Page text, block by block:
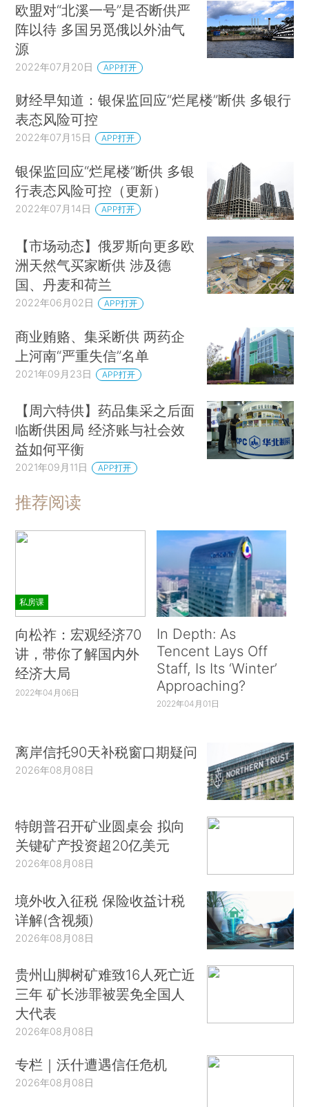
欧盟对“北溪一号”是否断供严
阵以待 多国另觅俄以外油气
源
2022年07月20日 APP打开
财经早知道：银保监回应“烂尾楼”断供 多银行
表态风险可控
2022年07月15日 APP打开
银保监回应“烂尾楼”断供 多银
行表态风险可控（更新）
2022年07月14日 APP打开
【市场动态】俄罗斯向更多欧
洲天然气买家断供 涉及德
国、丹麦和荷兰
2022年06月02日 APP打开
商业贿赂、集采断供 两药企
上河南“严重失信”名单
2021年09月23日 APP打开
【周六特供】药品集采之后面
临断供困局 经济账与社会效
益如何平衡
2021年09月11日 APP打开
推荐阅读
私房课
向松祚：宏观经济70
讲，带你了解国内外
经济大局
2022年04月06日
In Depth: As
Tencent Lays Off
Staff, Is Its ‘Winter’
Approaching?
2022年04月01日
离岸信托90天补税窗口期疑问
2026年08月08日
特朗普召开矿业圆桌会 拟向
关键矿产投资超20亿美元
2026年08月08日
境外收入征税 保险收益计税
详解(含视频)
2026年08月08日
贵州山脚树矿难致16人死亡近
三年 矿长涉罪被罢免全国人
大代表
2026年08月08日
专栏｜沃什遭遇信任危机
2026年08月08日